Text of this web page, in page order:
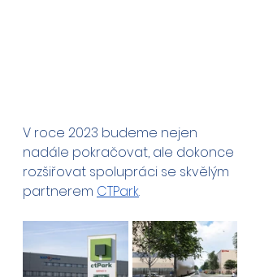
V roce 2023 budeme nejen
nadále pokračovat, ale dokonce
rozšiřovat spolupráci se skvělým
partnerem CTPark.